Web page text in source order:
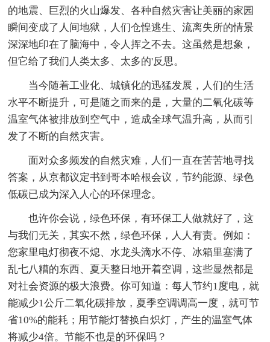
的地震、巨烈的火山爆发、各种自然灾害让美丽的家园
瞬间变成了人间地狱，人们仓惶逃生、流离失所的情景
深深地印在了脑海中，令人挥之不去。这虽然是想象，
但它给了我们人类太多、太多的'反思。
当今随着工业化、城镇化的迅猛发展，人们的生活
水平不断提升，可是随之而来的是，大量的二氧化碳等
温室气体被排放到空气中，造成全球气温升高，从而引
发了不断的自然灾害。
面对众多频发的自然灾难，人们一直在苦苦地寻找
答案，从京都议定书到哥本哈根会议，节约能源、绿色
低碳已成为深入人心的环保理念。
也许你会说，绿色环保，有环保工人做就好了，这
与我们无关，其实不然，绿色环保，人人有责。例如：
您家里电灯彻夜不熄、水龙头滴水不停、冰箱里塞满了
乱七八糟的东西、夏天整日地开着空调，这些显然都是
对社会资源的极大浪费。你可知道：每人节约1度电，就
能减少1公斤二氧化碳排放，夏季空调调高一度，就可节
省10%的能耗；用节能灯替换白炽灯，产生的温室气体
将减少4倍。节能不也是的环保吗？